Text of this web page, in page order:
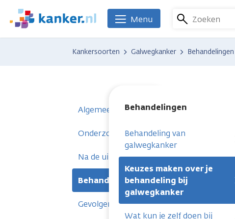
naar
We
zijn
Zoeken
Menu
Kankersoorten Galwegkanker Behandelingen
Algemeen
Onderzoeken
Na de uitslag
Behandelingen
Behandelingen
Behandeling van
galwegkanker
Keuzes maken over je
behandeling bij
galwegkanker
Wat kun je zelf doen bij
Gevolgen